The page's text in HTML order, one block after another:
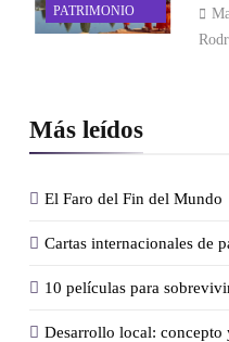
Más leídos
El Faro del Fin del Mundo
Cartas internacionales de
10 películas para
Desarrollo local: concepto
PATRIMONIO